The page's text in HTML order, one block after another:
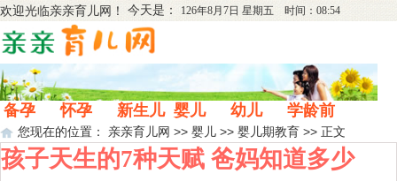
欢迎光临亲亲育儿网 ！ 今天是： 126年8月7日 星期五 时间：08:54
备孕 怀孕 新生儿 婴儿 幼儿 学龄前
您现在的位置： 亲亲育儿网 >> 婴儿 >> 婴儿期教育 >> 正文
孩子天生的7种天赋 爸妈知道多少